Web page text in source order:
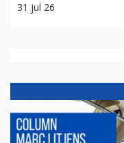
31 jul 26